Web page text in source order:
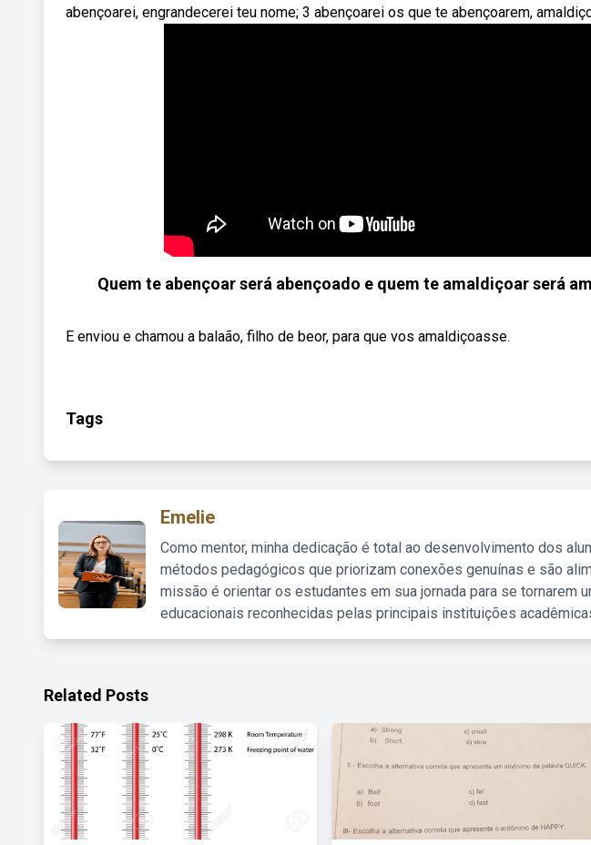
abençoarei, engrandecerei teu nome; 3 abençoarei os que te abençoarem,
Quem te abençoar será abençoado e quem te amaldiçoar será
E enviou e chamou a balaão, filho de beor, para que vos amaldiçoasse.
Tags
Emelie
Como mentor, minha dedicação é total ao desenvolvimento dos
métodos pedagógicos que priorizam conexões genuínas e são
missão é orientar os estudantes em sua jornada para se tornarem
educacionais reconhecidas pelas principais instituições
Related Posts